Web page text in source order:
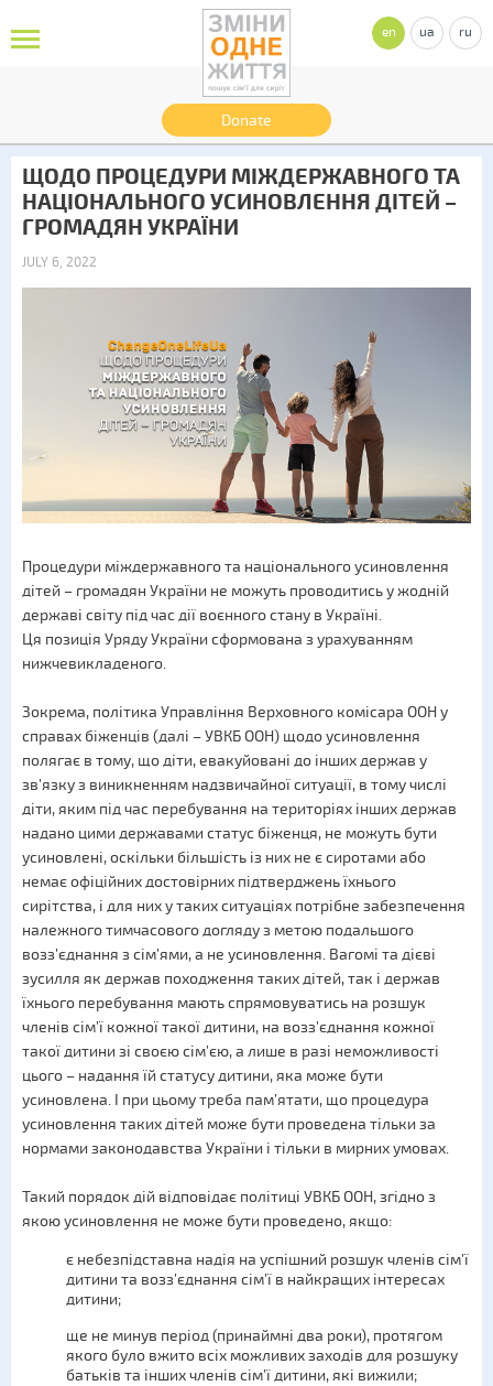
Donate
en ua ru
ЩОДО ПРОЦЕДУРИ МІЖДЕРЖАВНОГО ТА
НАЦІОНАЛЬНОГО УСИНОВЛЕННЯ ДІТЕЙ –
ГРОМАДЯН УКРАЇНИ
JULY 6, 2022
Процедури міждержавного та національного усиновлення
дітей – громадян України не можуть проводитись у жодній
державі світу під час дії воєнного стану в Україні.
Ця позиція Уряду України сформована з урахуванням
нижчевикладеного.
Зокрема, політика Управління Верховного комісара ООН у
справах біженців (далі – УВКБ ООН) щодо усиновлення
полягає в тому, що діти, евакуйовані до інших держав у
зв’язку з виникненням надзвичайної ситуації, в тому числі
діти, яким під час перебування на територіях інших держав
надано цими державами статус біженця, не можуть бути
усиновлені, оскільки більшість із них не є сиротами або
немає офіційних достовірних підтверджень їхнього
сирітства, і для них у таких ситуаціях потрібне забезпечення
належного тимчасового догляду з метою подальшого
возз’єднання з сім’ями, а не усиновлення. Вагомі та дієві
зусилля як держав походження таких дітей, так і держав
їхнього перебування мають спрямовуватись на розшук
членів сім’ї кожної такої дитини, на возз’єднання кожної
такої дитини зі своєю сім’єю, а лише в разі неможливості
цього – надання їй статусу дитини, яка може бути
усиновлена. І при цьому треба пам’ятати, що процедура
усиновлення таких дітей може бути проведена тільки за
нормами законодавства України і тільки в мирних умовах.
Такий порядок дій відповідає політиці УВКБ ООН, згідно з
якою усиновлення не може бути проведено, якщо:
є небезпідставна надія на успішний розшук членів сім’ї
дитини та возз’єднання сім’ї в найкращих інтересах
дитини;
ще не минув період (принаймні два роки), протягом
якого було вжито всіх можливих заходів для розшуку
батьків та інших членів сім’ї дитини, які вижили;